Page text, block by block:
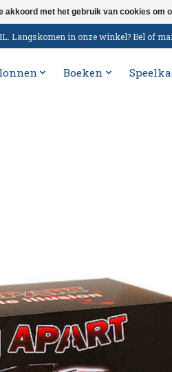
Langskomen in onze winkel? Bel of
Boeken
akkoord met het gebruik van cookies om